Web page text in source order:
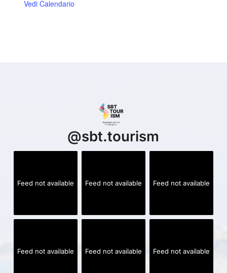
Vedi Calendario
@sbt.tourism
Feed not available Feed not available Feed not available
Feed not available Feed not available Feed not available